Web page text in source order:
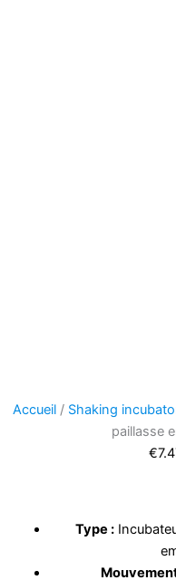
Accueil/ Shaking
paillasse
€
Type :